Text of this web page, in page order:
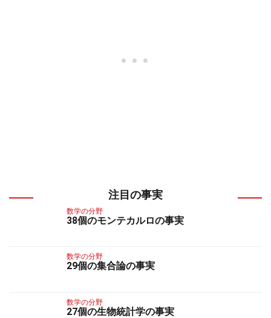
注目の事実
数学の分野
38個のモンテカルロの事実
数学の分野
29個の集合論の事実
数学の分野
27個の生物統計学の事実